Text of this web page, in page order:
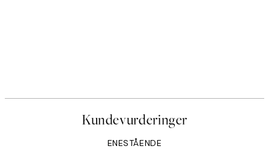
Kundevurderinger
ENESTÅENDE